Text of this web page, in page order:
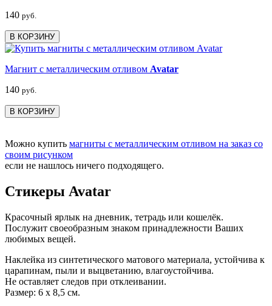
140 руб.
В КОРЗИНУ
Магнит с металлическим отливом Avatar
140 руб.
В КОРЗИНУ
Можно купить магниты с металлическим отливом на заказ со
своим рисунком
если не нашлось ничего подходящего.
Стикеры Avatar
Красочный ярлык на дневник, тетрадь или кошелёк.
Послужит своеобразным знаком принадлежности Ваших
любимых вещей.
Наклейка из синтетического матового материала, устойчива к
царапинам, пыли и выцветанию, влагоустойчива.
Не оставляет следов при отклеивании.
Размер: 6 х 8,5 см.